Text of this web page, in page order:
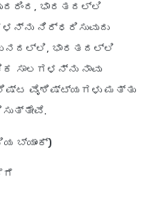
ಭಾರತದಲ್ಲಿ
ನಿರ್ಧರಿಸುವುದು
ಭಾರತದಲ್ಲಿ
ನಾವು
ವೈಶಿಷ್ಟ್ಯಗಳು ಮತ್ತು
ಬ್ಯಾಂಕ್)